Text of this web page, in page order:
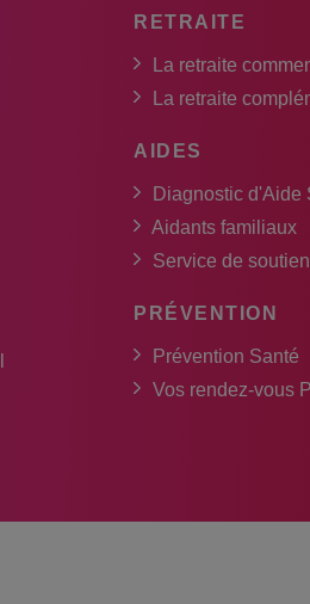
RETRAITE
La retraite
La retraite
AIDES
Diagnostic d'Aide
Aidants familiaux
Service de soutien
PRÉVENTION
Prévention Santé
Vos rendez-vous